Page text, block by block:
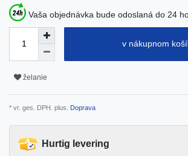
Vaša objednávka bude odoslaná do 24
v nákupnom
želanie
* vr. ges. DPH. plus. Doprava
Hurtig levering